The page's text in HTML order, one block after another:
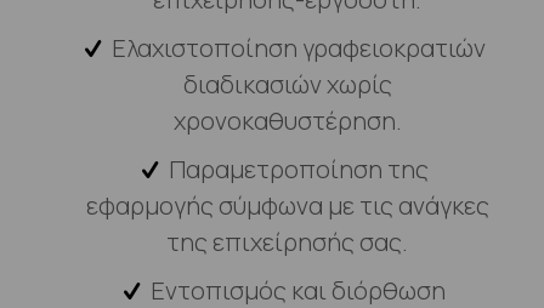
Ελαχιστοποίηση γραφειοκρατιών
διαδικασιών χωρίς
χρονοκαθυστέρηση.
Παραμετροποίηση της
εφαρμογής σύμφωνα με τις ανάγκες
της επιχείρησής σας.
Εντοπισμός και διόρθωση